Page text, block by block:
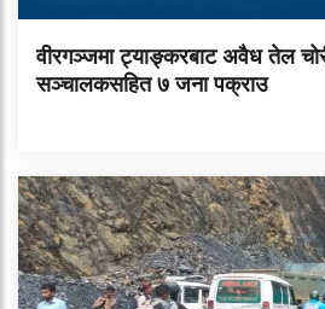
वीरगञ्जमा ट्याङ्करबाट अवैध तेल
सञ्चालकसहित ७ जना पक्राउ